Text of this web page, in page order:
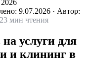
9.07.2026 · Автор:
мин чтения
услуги для
и клининг в